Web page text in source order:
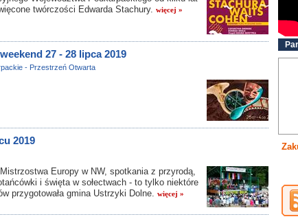
twórczości Edwarda Stachury. więcej »
27 - 28 lipca 2019
- Przestrzeń Otwarta
2019
Europy w NW, spotkania z przyrodą,
i święta w sołectwach - to tylko niektóre
przygotowała gmina Ustrzyki Dolne. więcej »